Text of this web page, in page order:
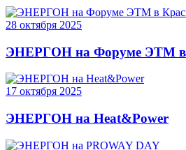
28 октября 2025
ЭНЕРГОН на Форуме ЭТМ в
17 октября 2025
ЭНЕРГОН на Heat&Power